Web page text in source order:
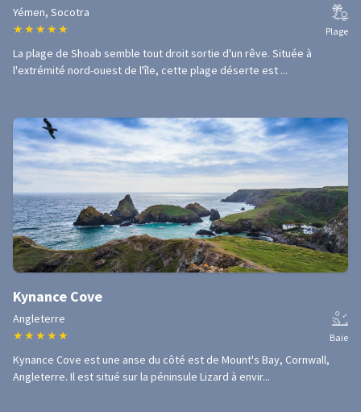
Yémen, Socotra
★ ★ ★ ★ ★ Plage
La plage de Shoab semble tout droit sortie d'un rêve. Située à
l'extrémité nord-ouest de l'île, cette plage déserte est ...
Kynance Cove
Angleterre
★ ★ ★ ★ ★ Baie
Kynance Cove est une anse du côté est de Mount's Bay, Cornwall,
Angleterre. Il est situé sur la péninsule Lizard à envir...